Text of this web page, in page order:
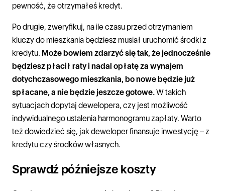
pewność, że otrzymałeś kredyt.
Po drugie, zweryfikuj, na ile czasu przed otrzymaniem
kluczy do mieszkania będziesz musiał uruchomić środki z
kredytu. Może bowiem zdarzyć się tak, że jednocześnie
będziesz płacił raty i nadal opłatę za wynajem
dotychczasowego mieszkania, bo nowe będzie już
spłacane, a nie będzie jeszcze gotowe.W takich
sytuacjach dopytaj dewelopera, czy jest możliwość
indywidualnego ustalenia harmonogramu zapłaty. Warto
też dowiedzieć się, jak deweloper finansuje inwestycję – z
kredytu czy środków własnych.
Sprawdź późniejsze koszty